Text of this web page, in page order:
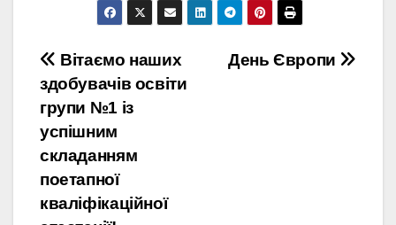
Навігація
записів
День Європи
Вітаємо наших
здобувачів освіти
групи №1 із
успішним
складанням
поетапної
кваліфікаційної